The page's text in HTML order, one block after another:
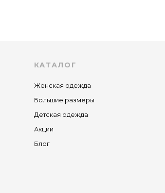
КАТАЛОГ
Женская одежда
Большие размеры
Детская одежда
Акции
Блог